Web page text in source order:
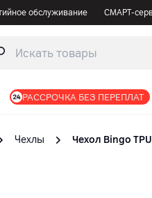
обслуживание СМАРТ-
РАССРОЧКА БЕЗ ПЕРЕПЛАТ
Чехлы Чехол Bingo